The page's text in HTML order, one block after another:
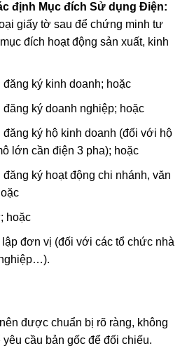
định Mục đích Sử dụng Điện:
giấy tờ sau để chứng minh tư
đích hoạt động sản xuất, kinh
ký kinh doanh; hoặc
ký doanh nghiệp; hoặc
ký hộ kinh doanh (đối với hộ
lớn cần điện 3 pha); hoặc
ký hoạt động chi nhánh, văn
hoặc
đơn vị (đối với các tổ chức nhà
được chuẩn bị rõ ràng, không
cầu bản gốc để đối chiếu.